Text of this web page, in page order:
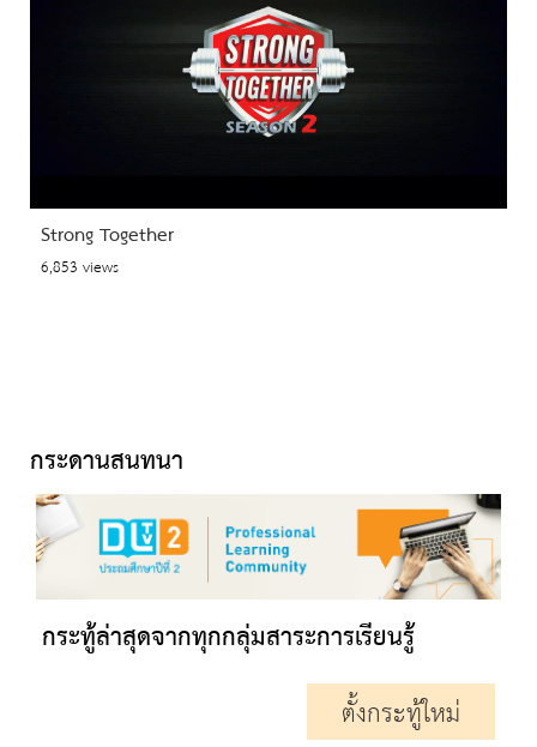
Strong Together
6,853 views
กระดานสนทนา
กระทู้ล่าสุดจากทุกกลุ่มสาระการเรียนรู้
ตั้งกระทู้ใหม่